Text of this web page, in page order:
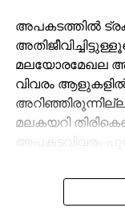
അപകടത്തില്‍
മലയോരമേഖല
വിവരം
മലകയറി
അപകടവിവരം
13 മൃതദേഹങ്ങള്‍
ജില്ലാ